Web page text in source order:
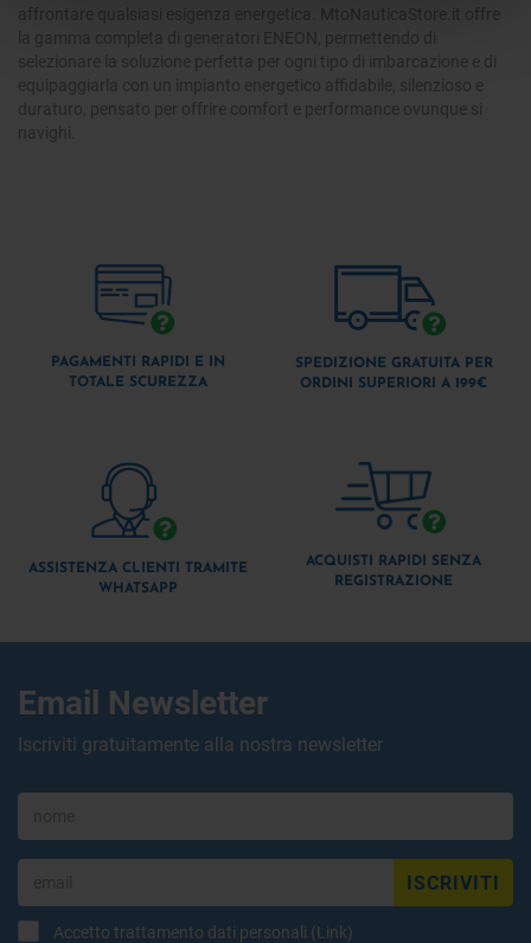
affrontare qualsiasi esigenza energetica. MtoNauticaStore.it offre
la gamma completa di generatori ENEON, permettendo di
selezionare la soluzione perfetta per ogni tipo di imbarcazione e di
equipaggiarla con un impianto energetico affidabile, silenzioso e
duraturo, pensato per offrire comfort e performance ovunque si
navighi.
PAGAMENTI RAPIDI E IN
TOTALE SCUREZZA
SPEDIZIONE GRATUITA PER
ORDINI SUPERIORI A 199€
ASSISTENZA CLIENTI TRAMITE
WHATSAPP
ACQUISTI RAPIDI SENZA
REGISTRAZIONE
Email Newsletter
Iscriviti gratuitamente alla nostra newsletter
ISCRIVITI
Accetto trattamento dati personali (Link)